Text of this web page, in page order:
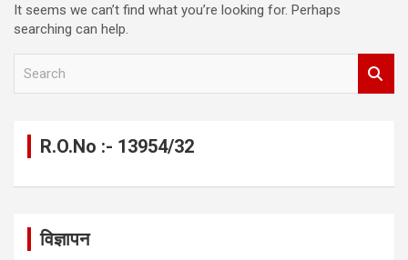
It seems we can’t find what you’re looking for. Perhaps
searching can help.
R.O.No :- 13954/32
विज्ञापन